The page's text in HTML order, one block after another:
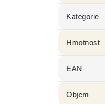
Kategorie
Hmotnost
EAN
Objem